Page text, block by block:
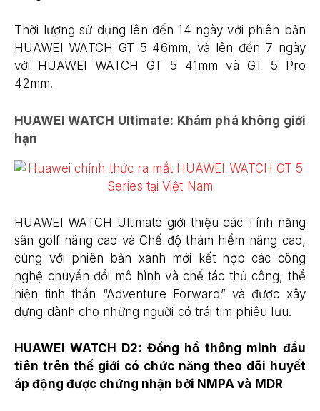
Thời lượng sử dụng lên đến 14 ngày với phiên bản
HUAWEI WATCH GT 5 46mm, và lên đến 7 ngày
với HUAWEI WATCH GT 5 41mm và GT 5 Pro
42mm.
HUAWEI WATCH Ultimate: Khám phá không giới
hạn
HUAWEI WATCH Ultimate giới thiệu các Tính năng
sân golf nâng cao và Chế độ thám hiểm nâng cao,
cùng với phiên bản xanh mới kết hợp các công
nghệ chuyển đổi mô hình và chế tác thủ công, thể
hiện tinh thần “Adventure Forward” và được xây
dựng dành cho những người có trái tim phiêu lưu.
HUAWEI WATCH D2: Đồng hồ thông minh đầu
tiên trên thế giới có chức năng theo dõi huyết
áp động được chứng nhận bởi NMPA và MDR